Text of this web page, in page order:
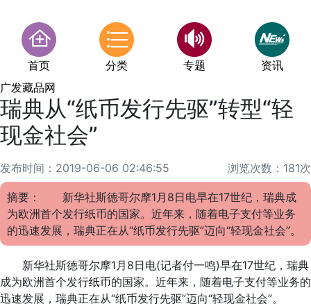
首页 分类 专题
资讯
广发藏品网
瑞典从“纸币发行先驱”转型“轻
现金社会”
发布时间：2019-06-06 02:46:55 浏览次数：181次
摘要： 新华社斯德哥尔摩1月8日电早在17世纪，瑞典成
为欧洲首个发行纸币的国家。近年来，随着电子支付等业务
的迅速发展，瑞典正在从“纸币发行先驱”迈向“轻现金社会”。
新华社斯德哥尔摩1月8日电(记者付一鸣)早在17世纪，瑞典
成为欧洲首个发行纸币的国家。近年来，随着电子支付等业务的
迅速发展，瑞典正在从“纸币发行先驱”迈向“轻现金社会”。